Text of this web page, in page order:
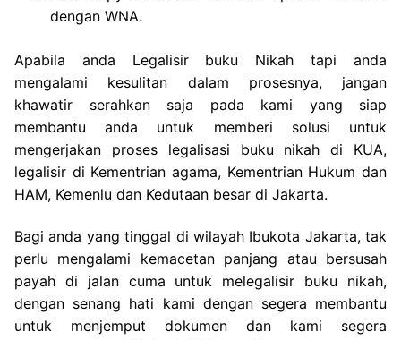
dengan WNA.
Apabila anda Legalisir buku Nikah tapi anda
mengalami kesulitan dalam prosesnya, jangan
khawatir serahkan saja pada kami yang siap
membantu anda untuk memberi solusi untuk
mengerjakan proses legalisasi buku nikah di KUA,
legalisir di Kementrian agama, Kementrian Hukum dan
HAM, Kemenlu dan Kedutaan besar di Jakarta.
Bagi anda yang tinggal di wilayah Ibukota Jakarta, tak
perlu mengalami kemacetan panjang atau bersusah
payah di jalan cuma untuk melegalisir buku nikah,
dengan senang hati kami dengan segera membantu
untuk menjemput dokumen dan kami segera